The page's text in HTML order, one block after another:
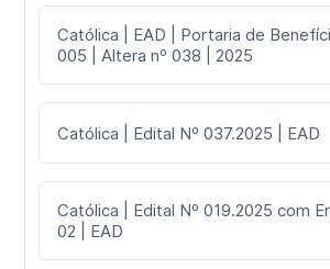
Católica | EAD | Portaria de
005 | Altera nº 038 | 2025
Católica | Edital Nº 037.2025 | EAD
Católica | Edital Nº 019.2025 com
02 | EAD